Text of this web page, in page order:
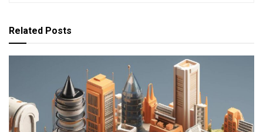
Related Posts